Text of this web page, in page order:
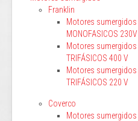
Franklin
Motores sumergidos
MONOFASICOS 230V
Motores sumergidos
TRIFÁSICOS 400 V
Motores sumergidos
TRIFÁSICOS 220 V
Coverco
Motores sumergidos